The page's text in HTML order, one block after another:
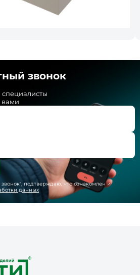
звонок
специалисты
вами
звонок", подтверждаю, что ознакомлен и
данных